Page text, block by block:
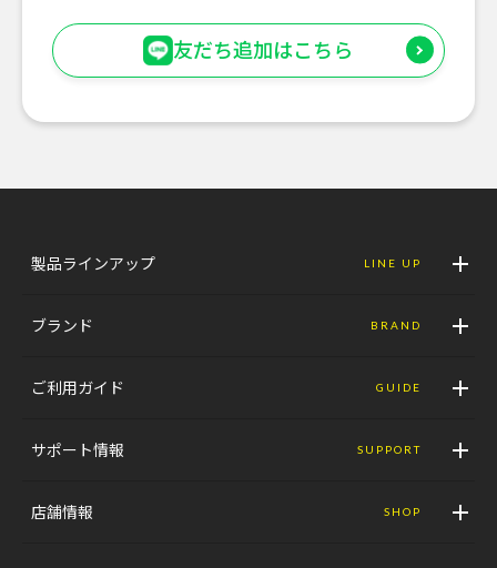
友だち追加はこちら
製品ラインアップ LINE UP
ブランド BRAND
ご利用ガイド GUIDE
サポート情報 SUPPORT
店舗情報 SHOP